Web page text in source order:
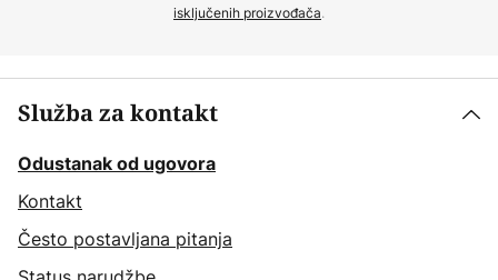
isključenih proizvođača.
Služba za kontakt
Odustanak od ugovora
Kontakt
Često postavljana pitanja